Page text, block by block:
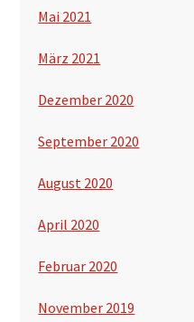
Mai 2021
März 2021
Dezember 2020
September 2020
August 2020
April 2020
Februar 2020
November 2019